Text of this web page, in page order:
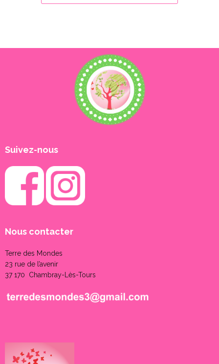
Suivez-nous
Nous contacter
Terre des Mondes
23 rue de l’avenir
37 170 Chambray-Lès-Tours